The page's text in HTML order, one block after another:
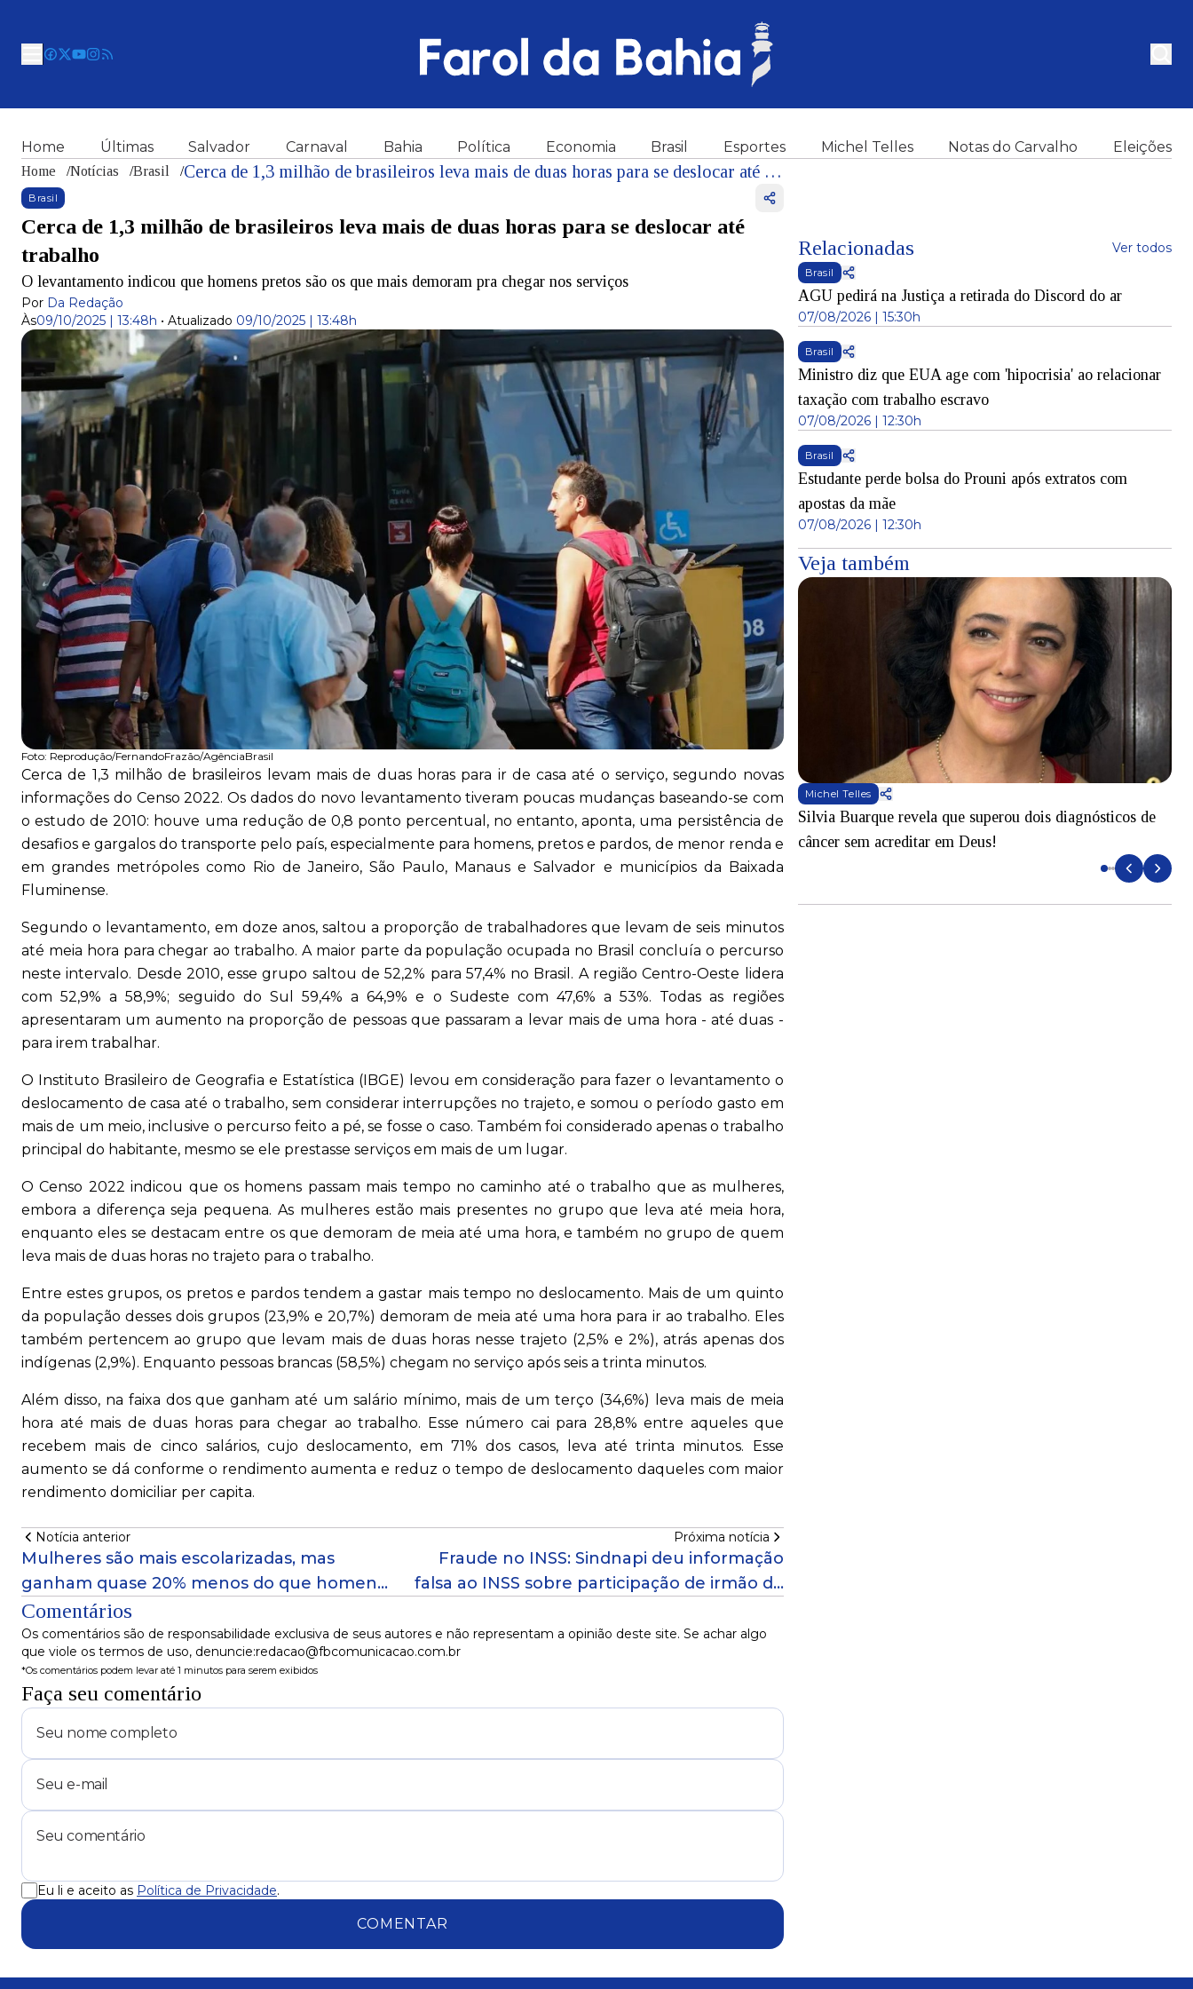
Home Últimas Salvador Carnaval Bahia Política Economia Brasil Esportes Michel Telles Notas do Carvalho Eleições
Home /Notícias /Brasil / Cerca de 1,3 milhão de brasileiros leva mais de duas horas para se deslocar até trabalho
Brasil
Cerca de 1,3 milhão de brasileiros leva mais de duas horas para se deslocar até
trabalho
O levantamento indicou que homens pretos são os que mais demoram pra chegar nos serviços
Por Da Redação
Às09/10/2025 | 13:48h • Atualizado 09/10/2025 | 13:48h
Foto: Reprodução/FernandoFrazão/AgênciaBrasil
Cerca de 1,3 milhão de brasileiros levam mais de duas horas para ir de casa até o serviço, segundo novas
informações do Censo 2022. Os dados do novo levantamento tiveram poucas mudanças baseando-se com
o estudo de 2010: houve uma redução de 0,8 ponto percentual, no entanto, aponta, uma persistência de
desafios e gargalos do transporte pelo país, especialmente para homens, pretos e pardos, de menor renda e
em grandes metrópoles como Rio de Janeiro, São Paulo, Manaus e Salvador e municípios da Baixada
Fluminense.
Segundo o levantamento, em doze anos, saltou a proporção de trabalhadores que levam de seis minutos
até meia hora para chegar ao trabalho. A maior parte da população ocupada no Brasil concluía o percurso
neste intervalo. Desde 2010, esse grupo saltou de 52,2% para 57,4% no Brasil. A região Centro-Oeste lidera
com 52,9% a 58,9%; seguido do Sul 59,4% a 64,9% e o Sudeste com 47,6% a 53%. Todas as regiões
apresentaram um aumento na proporção de pessoas que passaram a levar mais de uma hora - até duas -
para irem trabalhar.
O Instituto Brasileiro de Geografia e Estatística (IBGE) levou em consideração para fazer o levantamento o
deslocamento de casa até o trabalho, sem considerar interrupções no trajeto, e somou o período gasto em
mais de um meio, inclusive o percurso feito a pé, se fosse o caso. Também foi considerado apenas o trabalho
principal do habitante, mesmo se ele prestasse serviços em mais de um lugar.
O Censo 2022 indicou que os homens passam mais tempo no caminho até o trabalho que as mulheres,
embora a diferença seja pequena. As mulheres estão mais presentes no grupo que leva até meia hora,
enquanto eles se destacam entre os que demoram de meia até uma hora, e também no grupo de quem
leva mais de duas horas no trajeto para o trabalho.
Entre estes grupos, os pretos e pardos tendem a gastar mais tempo no deslocamento. Mais de um quinto
da população desses dois grupos (23,9% e 20,7%) demoram de meia até uma hora para ir ao trabalho. Eles
também pertencem ao grupo que levam mais de duas horas nesse trajeto (2,5% e 2%), atrás apenas dos
indígenas (2,9%). Enquanto pessoas brancas (58,5%) chegam no serviço após seis a trinta minutos.
Além disso, na faixa dos que ganham até um salário mínimo, mais de um terço (34,6%) leva mais de meia
hora até mais de duas horas para chegar ao trabalho. Esse número cai para 28,8% entre aqueles que
recebem mais de cinco salários, cujo deslocamento, em 71% dos casos, leva até trinta minutos. Esse
aumento se dá conforme o rendimento aumenta e reduz o tempo de deslocamento daqueles com maior
rendimento domiciliar per capita.
Notícia anterior
Mulheres são mais escolarizadas, mas
ganham quase 20% menos do que homens
no trabalho, diz Censo
Próxima notícia
Fraude no INSS: Sindnapi deu informação
falsa ao INSS sobre participação de irmão de
Comentários
Os comentários são de responsabilidade exclusiva de seus autores e não representam a opinião deste site. Se achar algo
que viole os termos de uso, denuncie:redacao@fbcomunicacao.com.br
*Os comentários podem levar até 1 minutos para serem exibidos
Faça seu comentário
Eu li e aceito as Política de Privacidade.
COMENTAR
Relacionadas Ver todos
Brasil
AGU pedirá na Justiça a retirada do Discord do ar
07/08/2026 | 15:30h
Brasil
Ministro diz que EUA age com 'hipocrisia' ao relacionar
taxação com trabalho escravo
07/08/2026 | 12:30h
Brasil
Estudante perde bolsa do Prouni após extratos com
apostas da mãe
07/08/2026 | 12:30h
Veja também
Michel Telles
Silvia Buarque revela que superou dois diagnósticos de
câncer sem acreditar em Deus!